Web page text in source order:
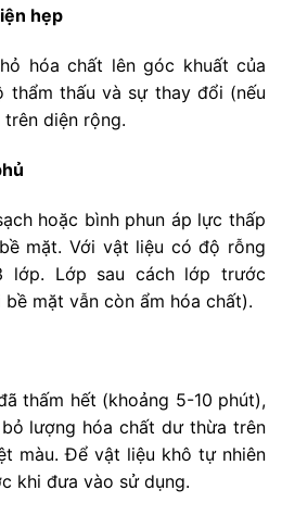
hẹp
hóa chất lên góc khuất của
thẩm thấu và sự thay đổi (nếu
diện rộng.
hoặc bình phun áp lực thấp
mặt. Với vật liệu có độ rỗng
lớp. Lớp sau cách lớp trước
mặt vẫn còn ẩm hóa chất).
thấm hết (khoảng 5-10 phút),
lượng hóa chất dư thừa trên
màu. Để vật liệu khô tự nhiên
khi đưa vào sử dụng.